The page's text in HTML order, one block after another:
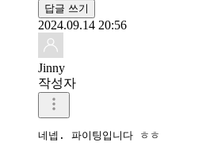
답글 쓰기
2024.09.14 20:56
Jinny
작성자
네넵. 파이팅입니다 ㅎㅎ